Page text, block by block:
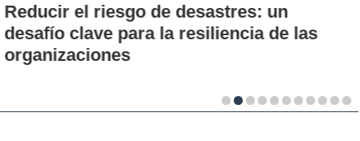
Los 70 años de la Carrera de Química de
la UC: Conoce su historia, hitos y aporte
al desarrollo científico del país